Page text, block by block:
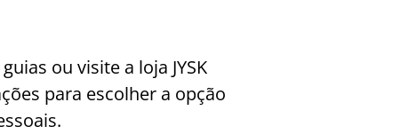
ou visite a loja JYSK
para escolher a opção